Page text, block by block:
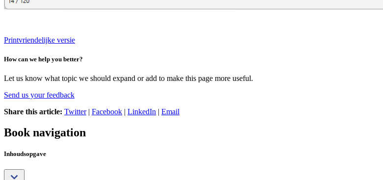
Printvriendelijke versie
How can we help you better?
Let us know what topic we should expand or add to make this page more useful.
Send us your feedback
Share this article: Twitter| Facebook | LinkedIn | Email
Book navigation
Inhoudsopgave